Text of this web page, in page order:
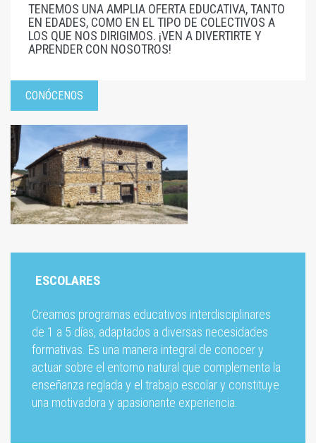
TENEMOS UNA AMPLIA OFERTA EDUCATIVA, TANTO
EN EDADES, COMO EN EL TIPO DE COLECTIVOS A
LOS QUE NOS DIRIGIMOS. ¡VEN A DIVERTIRTE Y
APRENDER CON NOSOTROS!
CONÓCENOS
ESCOLARES
Creamos programas educativos interdisciplinares
de 1 a 5 días, adaptados a diversas necesidades
formativas. Es una manera integral de conocer y
actuar sobre el entorno natural que complementa la
enseñanza reglada y el trabajo escolar y constituye
una motivadora y apasionante experiencia.